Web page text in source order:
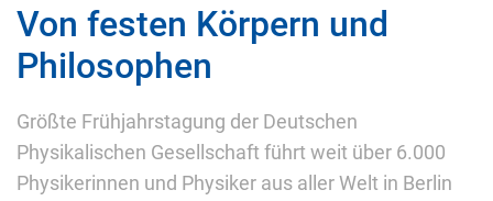
Von festen Körpern und
Philosophen
Größte Frühjahrstagung der Deutschen
Physikalischen Gesellschaft führt weit über 6.000
Physikerinnen und Physiker aus aller Welt in Berlin